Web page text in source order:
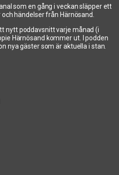
som en gång i veckan släpper ett
händelser från Härnösand.
nytt poddavsnitt varje månad (i
Härnösand kommer ut. I podden
nya gäster som är aktuella i stan.